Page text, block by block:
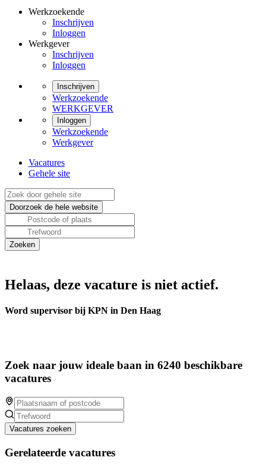
Werkzoekende
Inschrijven
Inloggen
Werkgever
Inschrijven
Inloggen
Inschrijven
Werkzoekende
WERKGEVER
Inloggen
Werkzoekende
Werkgever
Vacatures
Gehele site
Helaas, deze vacature is niet actief.
Word supervisor bij KPN in Den Haag
Zoek naar jouw ideale baan in 6240 beschikbare
vacatures
Vacatures zoeken
Gerelateerde vacatures